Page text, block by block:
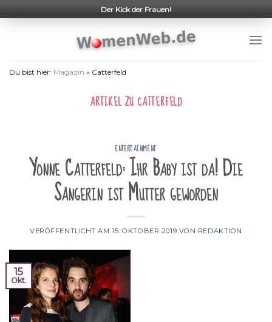
to
Der Kick der Frauen!
Du bist hier: Magazin » Catterfeld
ARTIKEL ZU CATTERFELD
ENTERTAINMENT
Yonne Catterfeld: Ihr Baby ist da! Die
Sängerin ist Mutter geworden
VERÖFFENTLICHT AM15. OKTOBER 2019 VON REDAKTION
15
Okt.